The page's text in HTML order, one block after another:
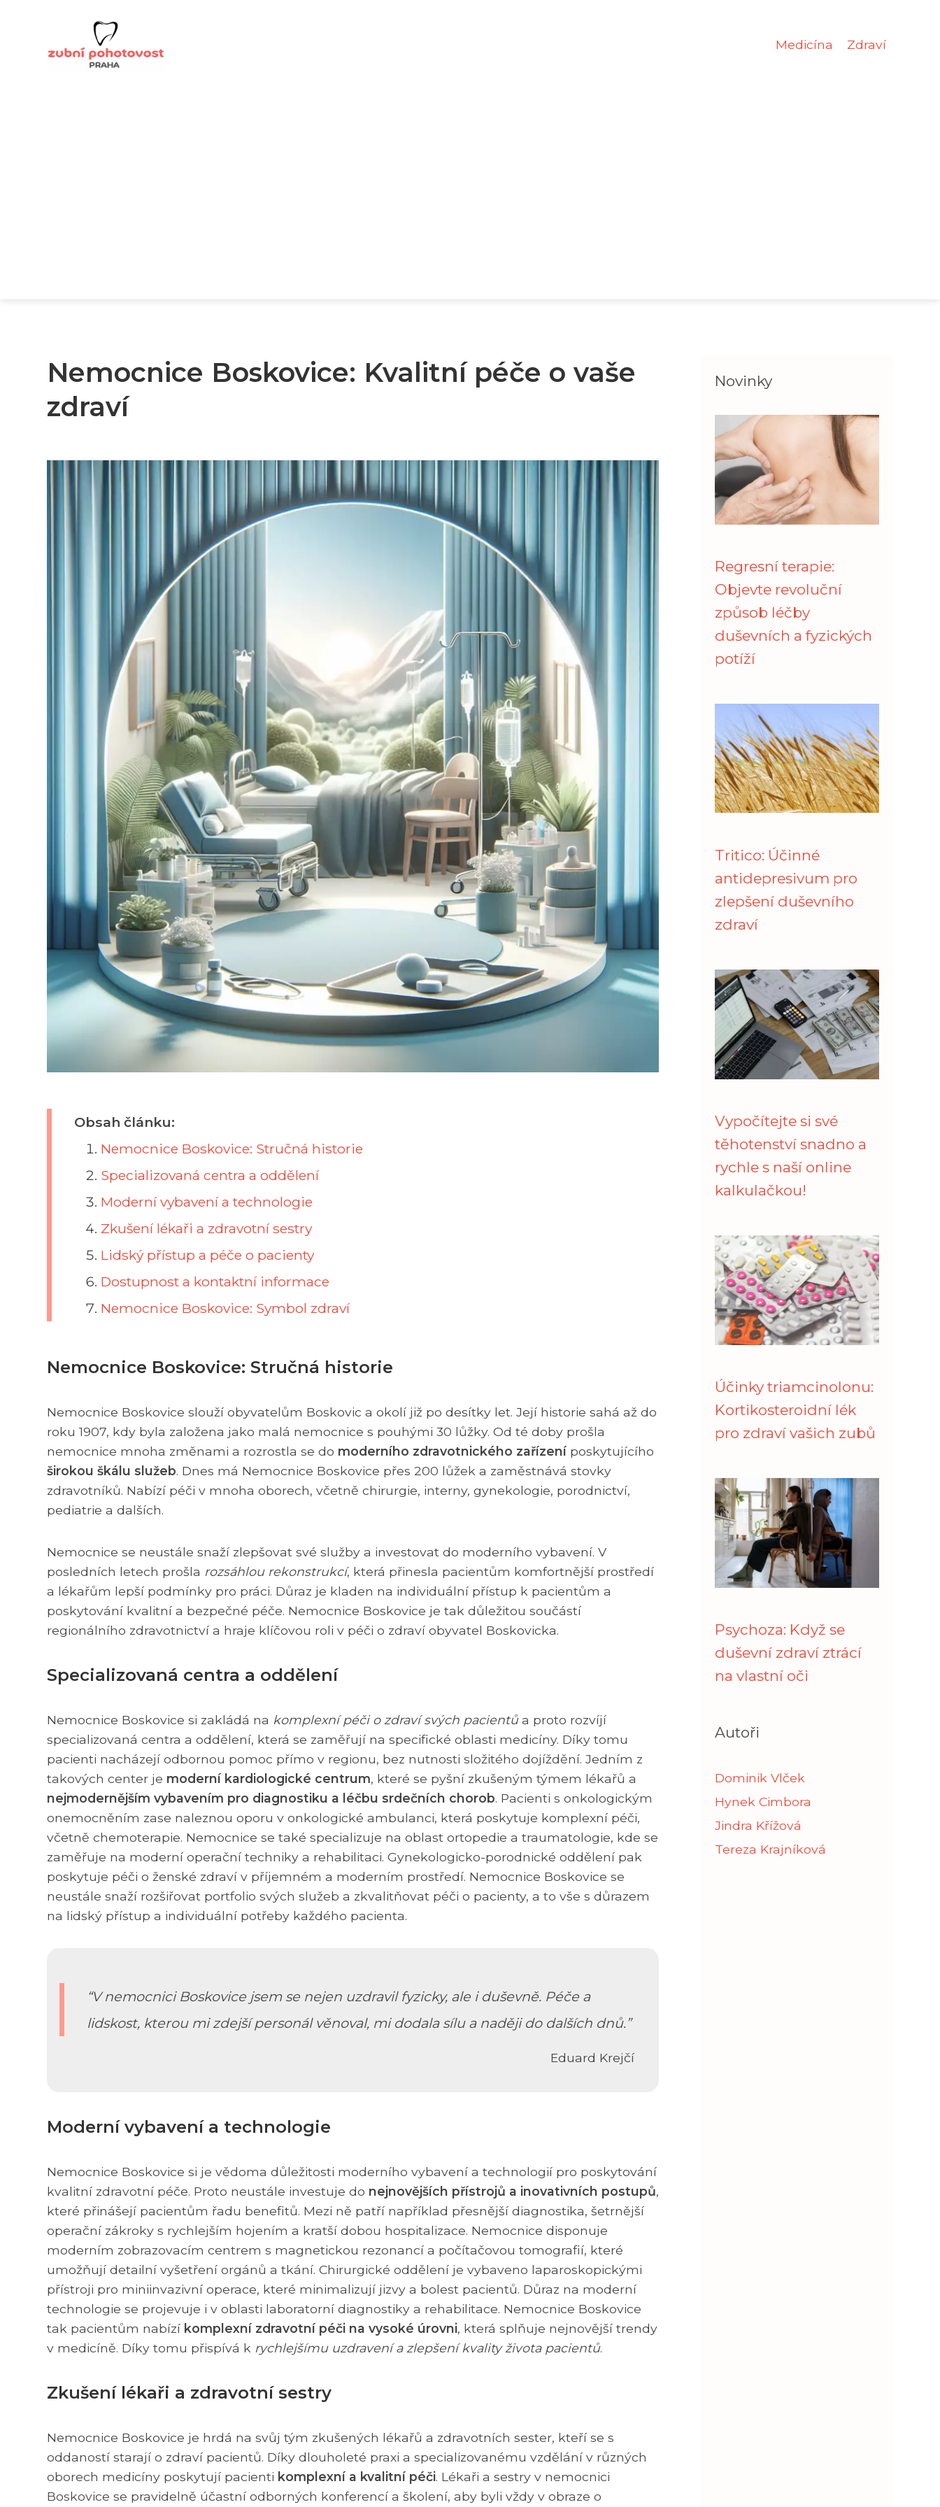
Medicína Zdraví
Nemocnice Boskovice: Kvalitní péče o vaše
zdraví
Obsah článku:
Nemocnice Boskovice: Stručná historie
Specializovaná centra a oddělení
Moderní vybavení a technologie
Zkušení lékaři a zdravotní sestry
Lidský přístup a péče o pacienty
Dostupnost a kontaktní informace
Nemocnice Boskovice: Symbol zdraví
Nemocnice Boskovice: Stručná historie
Nemocnice Boskovice slouží obyvatelům Boskovic a okolí již po desítky let. Její historie sahá až do
roku 1907, kdy byla založena jako malá nemocnice s pouhými 30 lůžky. Od té doby prošla
nemocnice mnoha změnami a rozrostla se do moderního zdravotnického zařízeníposkytujícího
širokou škálu služeb. Dnes má Nemocnice Boskovice přes 200 lůžek a zaměstnává stovky
zdravotníků. Nabízí péči v mnoha oborech, včetně chirurgie, interny, gynekologie, porodnictví,
pediatrie a dalších.
Nemocnice se neustále snaží zlepšovat své služby a investovat do moderního vybavení. V
posledních letech prošla rozsáhlou rekonstrukcí, která přinesla pacientům komfortnější prostředí
a lékařům lepší podmínky pro práci. Důraz je kladen na individuální přístup k pacientům a
poskytování kvalitní a bezpečné péče. Nemocnice Boskovice je tak důležitou součástí
regionálního zdravotnictví a hraje klíčovou roli v péči o zdraví obyvatel Boskovicka.
Specializovaná centra a oddělení
Nemocnice Boskovice si zakládá na komplexní péči o zdraví svých pacientůa proto rozvíjí
specializovaná centra a oddělení, která se zaměřují na specifické oblasti medicíny. Díky tomu
pacienti nacházejí odbornou pomoc přímo v regionu, bez nutnosti složitého dojíždění. Jedním z
takových center je moderní kardiologické centrum, které se pyšní zkušeným týmem lékařů a
nejmodernějším vybavením pro diagnostiku a léčbu srdečních chorob. Pacienti s onkologickým
onemocněním zase naleznou oporu v onkologické ambulanci, která poskytuje komplexní péči,
včetně chemoterapie. Nemocnice se také specializuje na oblast ortopedie a traumatologie, kde se
zaměřuje na moderní operační techniky a rehabilitaci. Gynekologicko-porodnické oddělení pak
poskytuje péči o ženské zdraví v příjemném a moderním prostředí. Nemocnice Boskovice se
neustále snaží rozšiřovat portfolio svých služeb a zkvalitňovat péči o pacienty, a to vše s důrazem
na lidský přístup a individuální potřeby každého pacienta.
V nemocnici Boskovice jsem se nejen uzdravil fyzicky, ale i duševně. Péče a
lidskost, kterou mi zdejší personál věnoval, mi dodala sílu a naději do dalších dnů.
Eduard Krejčí
Moderní vybavení a technologie
Nemocnice Boskovice si je vědoma důležitosti moderního vybavení a technologií pro poskytování
kvalitní zdravotní péče. Proto neustále investuje do nejnovějších přístrojů a inovativních postupů,
které přinášejí pacientům řadu benefitů. Mezi ně patří například přesnější diagnostika, šetrnější
operační zákroky s rychlejším hojením a kratší dobou hospitalizace. Nemocnice disponuje
moderním zobrazovacím centrem s magnetickou rezonancí a počítačovou tomografií, které
umožňují detailní vyšetření orgánů a tkání. Chirurgické oddělení je vybaveno laparoskopickými
přístroji pro miniinvazivní operace, které minimalizují jizvy a bolest pacientů. Důraz na moderní
technologie se projevuje i v oblasti laboratorní diagnostiky a rehabilitace. Nemocnice Boskovice
tak pacientům nabízí komplexní zdravotní péči na vysoké úrovni, která splňuje nejnovější trendy
v medicíně. Díky tomu přispívá k rychlejšímu uzdravení a zlepšení kvality života pacientů.
Zkušení lékaři a zdravotní sestry
Nemocnice Boskovice je hrdá na svůj tým zkušených lékařů a zdravotních sester, kteří se s
oddaností starají o zdraví pacientů. Díky dlouholeté praxi a specializovanému vzdělání v různých
oborech medicíny poskytují pacienti komplexní a kvalitní péči. Lékaři a sestry v nemocnici
Boskovice se pravidelně účastní odborných konferencí a školení, aby byli vždy v obraze o
Novinky
Regresní terapie:
Objevte revoluční
způsob léčby
duševních a fyzických
potíží
Tritico: Účinné
antidepresivum pro
zlepšení duševního
zdraví
Vypočítejte si své
těhotenství snadno a
rychle s naší online
kalkulačkou!
Účinky triamcinolonu:
Kortikosteroidní lék
pro zdraví vašich zubů
Psychoza: Když se
duševní zdraví ztrácí
na vlastní oči
Autoři
Dominik Vlček
Hynek Cimbora
Jindra Křížová
Tereza Krajníková